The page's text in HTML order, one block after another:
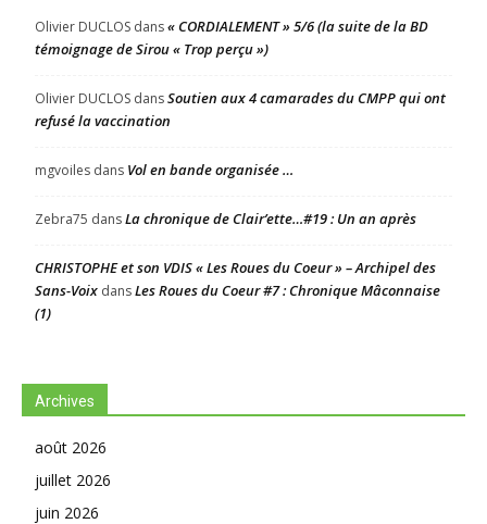
Olivier DUCLOS dans« CORDIALEMENT » 5/6 (la suite de la BD
témoignage de Sirou « Trop perçu »)
Olivier DUCLOS dansSoutien aux 4 camarades du CMPP qui ont
refusé la vaccination
mgvoiles dans Vol en bande organisée …
Zebra75 dansLa chronique de Clair’ette…#19 : Un an après
CHRISTOPHE et son VDIS « Les Roues du Coeur » – Archipel des
Sans-Voix dansLes Roues du Coeur #7 : Chronique Mâconnaise
(1)
Archives
août 2026
juillet 2026
juin 2026